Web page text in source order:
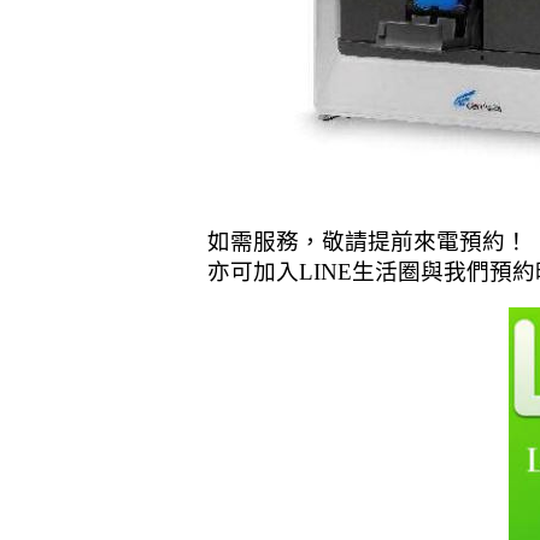
如需服務，敬請提前來電預約！
亦可加入LINE生活圈與我們預